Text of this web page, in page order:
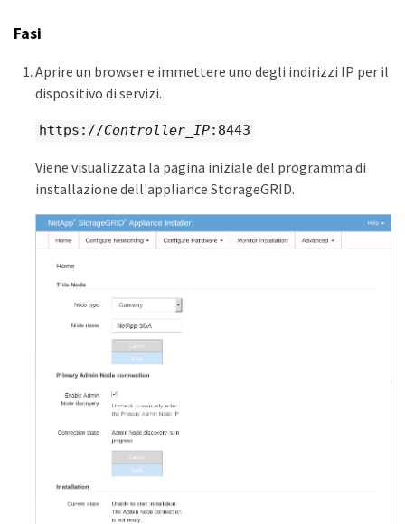
Fasi
Aprire un browser e immettere uno degli indirizzi IP per il
dispositivo di servizi.
https://Controller_IP:8443
Viene visualizzata la pagina iniziale del programma di
installazione dell'appliance StorageGRID.